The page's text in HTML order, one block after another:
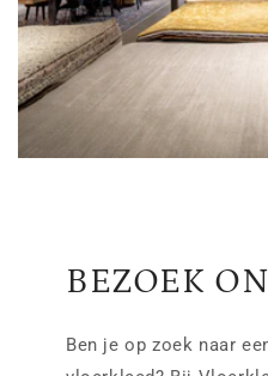
BEZOEK
Ben je op zoek naar